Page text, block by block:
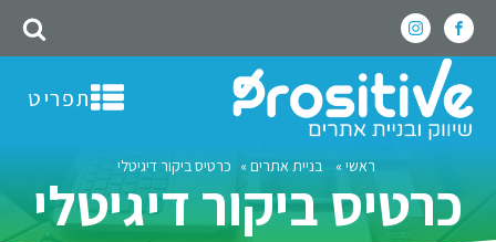
תפריט
ראשי» בניית אתרים» כרטיס ביקור דיגיטלי
כרטיס ביקור דיגיטלי